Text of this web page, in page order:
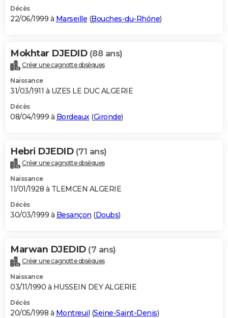
Décès
22/06/1999 à Marseille (Bouches-du-Rhône)
Mokhtar DJEDID (88 ans)
Créer une cagnotte obsèques
Naissance
31/03/1911 à UZES LE DUC ALGERIE
Décès
08/04/1999 à Bordeaux(Gironde)
Hebri DJEDID (71 ans)
Créer une cagnotte obsèques
Naissance
11/01/1928 à TLEMCEN ALGERIE
Décès
30/03/1999 à Besançon (Doubs)
Marwan DJEDID (7 ans)
Créer une cagnotte obsèques
Naissance
03/11/1990 à HUSSEIN DEY ALGERIE
Décès
20/05/1998 à Montreuil (Seine-Saint-Denis)